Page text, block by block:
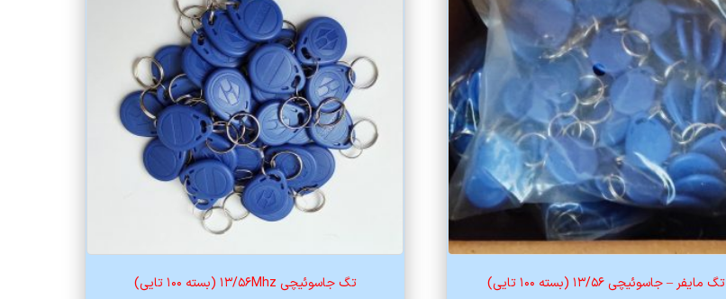
تگ مایفر – جاسوئیچی ۱۳/۵۶ (بسته ۱۰۰ تایی) تگ جاسوئیچی ۱۳/۵۶Mhz (بسته ۱۰۰ تایی)